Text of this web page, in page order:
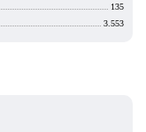
135
3.553